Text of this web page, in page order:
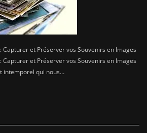
Capturer et Préserver vos Souvenirs en Images
Capturer et Préserver vos Souvenirs en Images
intemporel qui nous…